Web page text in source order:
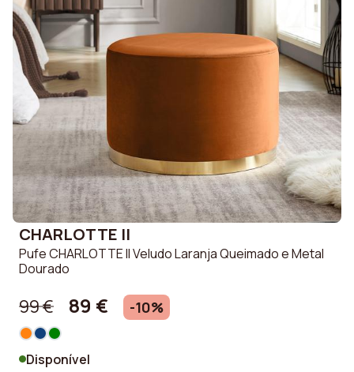
CHARLOTTE II
Pufe CHARLOTTE II Veludo Laranja Queimado e Metal
Dourado
99 € 89 € -10%
Disponível